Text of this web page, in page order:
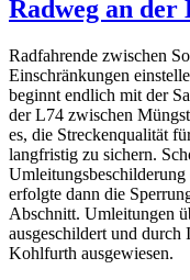
Radweg an der
Radfahrende zwischen
Einschränkungen
beginnt endlich mit der
der L74 zwischen
es, die Streckenqualität
langfristig zu sichern.
erfolgte dann die
Abschnitt. Umleitungen
ausgeschildert und
Kohlfurth ausgewiesen.